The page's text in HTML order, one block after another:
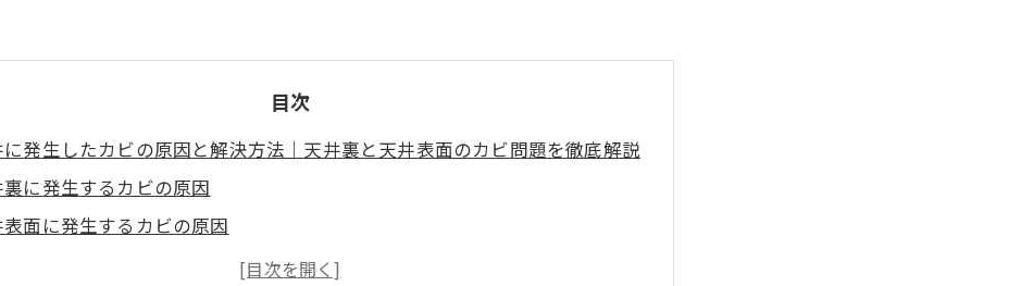
目次
に発生したカビの原因と解決方法｜天井裏と天井表面のカビ問題を徹底解説
裏に発生するカビの原因
表面に発生するカビの原因
の方によるカビ除去が再発する理由